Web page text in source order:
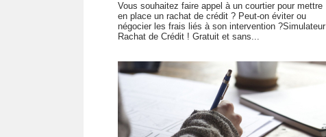
Vous souhaitez faire appel à un courtier pour mettre
en place un rachat de crédit ? Peut-on éviter ou
négocier les frais liés à son intervention ?Simulateur
Rachat de Crédit ! Gratuit et sans...